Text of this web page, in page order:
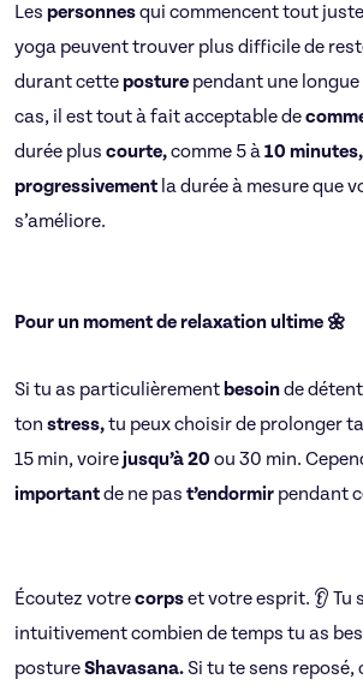
Les personnesqui commencent tout
yoga peuvent trouver plus difficile de
durant cetteposture pendant une
cas, il est tout à fait acceptable de
durée plus courte,comme 5 à10 minutes,
progressivement la durée à mesure que
s’améliore.
Pour un moment de relaxation ultime 🌼
Si tu as particulièrementbesoinde
ton stress,tu peux choisir de prolonger ta
15 min, voirejusqu’à 20 ou 30 min.
importantde ne pas t’endormir pendant
Écoutez votrecorpset votre esprit. 👂 Tu
intuitivement combien de temps tu as
postureShavasana. Si tu te sens